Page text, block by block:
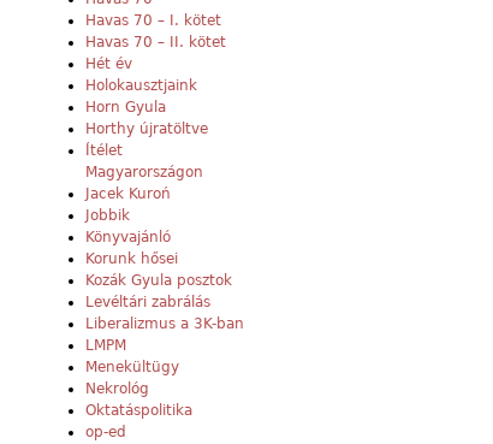
Havas 70 – I. kötet
Havas 70 – II. kötet
Hét év
Holokausztjaink
Horn Gyula
Horthy újratöltve
Ítélet
Magyarországon
Jacek Kuroń
Jobbik
Könyvajánló
Korunk hősei
Kozák Gyula posztok
Levéltári zabrálás
Liberalizmus a 3K-ban
LMPM
Menekültügy
Nekrológ
Oktatáspolitika
op-ed